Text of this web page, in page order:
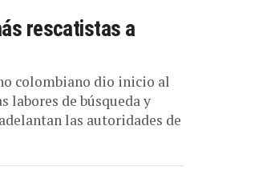
colombiano dio inicio al
de búsqueda y
las autoridades de
millones de
de Harvey.